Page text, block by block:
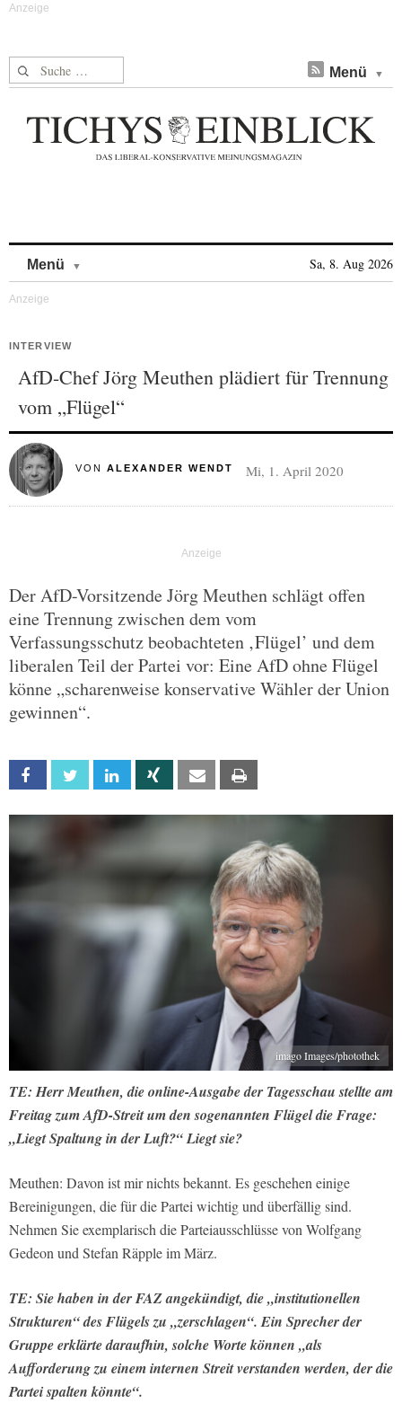
Suche nach: Menü
Menü Sa, 8. Aug 2026
INTERVIEW
AfD-Chef Jörg Meuthen plädiert für Trennung
vom „Flügel“
VON ALEXANDER WENDT Mi, 1. April 2020
Der AfD-Vorsitzende Jörg Meuthen schlägt offen
eine Trennung zwischen dem vom
Verfassungsschutz beobachteten ‚Flügel’ und dem
liberalen Teil der Partei vor: Eine AfD ohne Flügel
könne „scharenweise konservative Wähler der Union
gewinnen“.
Facebook Twitter Linkedin Xing Email
imago Images/photothek
TE: Herr Meuthen, die online-Ausgabe der Tagesschau stellte am
Freitag zum AfD-Streit um den sogenannten Flügel die Frage:
„Liegt Spaltung in der Luft?“ Liegt sie?
Meuthen: Davon ist mir nichts bekannt. Es geschehen einige
Bereinigungen, die für die Partei wichtig und überfällig sind.
Nehmen Sie exemplarisch die Parteiausschlüsse von Wolfgang
Gedeon und Stefan Räpple im März.
TE: Sie haben in der FAZ angekündigt, die „institutionellen
Strukturen“ des Flügels zu „zerschlagen“. Ein Sprecher der
Gruppe erklärte daraufhin, solche Worte können „als
Aufforderung zu einem internen Streit verstanden werden, der die
Partei spalten könnte“.